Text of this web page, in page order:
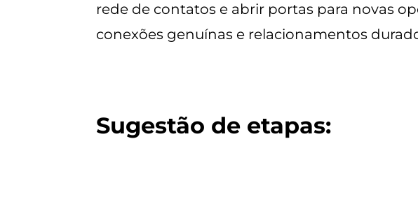
rede de contatos e abrir portas para novas
conexões genuínas e relacionamentos
Sugestão de etapas: